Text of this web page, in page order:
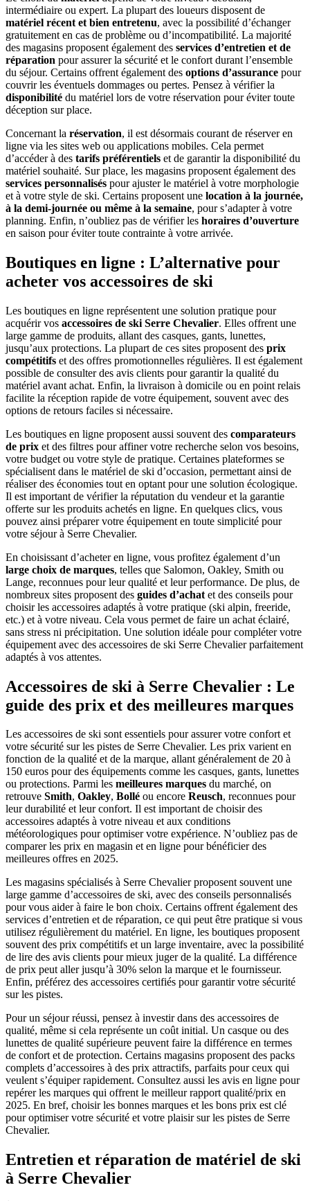
intermédiaire ou expert. La plupart des loueurs disposent de
matériel récent et bien entretenu, avec la possibilité d’échanger
gratuitement en cas de problème ou d’incompatibilité. La majorité
des magasins proposent également des services d’entretien et de
réparation pour assurer la sécurité et le confort durant l’ensemble
du séjour. Certains offrent également des options d’assurance pour
couvrir les éventuels dommages ou pertes. Pensez à vérifier la
disponibilité du matériel lors de votre réservation pour éviter toute
déception sur place.
Concernant la réservation, il est désormais courant de réserver en
ligne via les sites web ou applications mobiles. Cela permet
d’accéder à des tarifs préférentiels et de garantir la disponibilité du
matériel souhaité. Sur place, les magasins proposent également des
services personnalisés pour ajuster le matériel à votre morphologie
et à votre style de ski. Certains proposent une location à la journée,
à la demi-journée ou même à la semaine, pour s’adapter à votre
planning. Enfin, n’oubliez pas de vérifier les horaires d’ouverture
en saison pour éviter toute contrainte à votre arrivée.
Boutiques en ligne : L’alternative pour
acheter vos accessoires de ski
Les boutiques en ligne représentent une solution pratique pour
acquérir vos accessoires de ski Serre Chevalier. Elles offrent une
large gamme de produits, allant des casques, gants, lunettes,
jusqu’aux protections. La plupart de ces sites proposent des prix
compétitifs et des offres promotionnelles régulières. Il est également
possible de consulter des avis clients pour garantir la qualité du
matériel avant achat. Enfin, la livraison à domicile ou en point relais
facilite la réception rapide de votre équipement, souvent avec des
options de retours faciles si nécessaire.
Les boutiques en ligne proposent aussi souvent des comparateurs
de prix et des filtres pour affiner votre recherche selon vos besoins,
votre budget ou votre style de pratique. Certaines plateformes se
spécialisent dans le matériel de ski d’occasion, permettant ainsi de
réaliser des économies tout en optant pour une solution écologique.
Il est important de vérifier la réputation du vendeur et la garantie
offerte sur les produits achetés en ligne. En quelques clics, vous
pouvez ainsi préparer votre équipement en toute simplicité pour
votre séjour à Serre Chevalier.
En choisissant d’acheter en ligne, vous profitez également d’un
large choix de marques, telles que Salomon, Oakley, Smith ou
Lange, reconnues pour leur qualité et leur performance. De plus, de
nombreux sites proposent des guides d’achat et des conseils pour
choisir les accessoires adaptés à votre pratique (ski alpin, freeride,
etc.) et à votre niveau. Cela vous permet de faire un achat éclairé,
sans stress ni précipitation. Une solution idéale pour compléter votre
équipement avec des accessoires de ski Serre Chevalier parfaitement
adaptés à vos attentes.
Accessoires de ski à Serre Chevalier : Le
guide des prix et des meilleures marques
Les accessoires de ski sont essentiels pour assurer votre confort et
votre sécurité sur les pistes de Serre Chevalier. Les prix varient en
fonction de la qualité et de la marque, allant généralement de 20 à
150 euros pour des équipements comme les casques, gants, lunettes
ou protections. Parmi les meilleures marques du marché, on
retrouve Smith, Oakley, Bollé ou encore Reusch, reconnues pour
leur durabilité et leur confort. Il est important de choisir des
accessoires adaptés à votre niveau et aux conditions
météorologiques pour optimiser votre expérience. N’oubliez pas de
comparer les prix en magasin et en ligne pour bénéficier des
meilleures offres en 2025.
Les magasins spécialisés à Serre Chevalier proposent souvent une
large gamme d’accessoires de ski, avec des conseils personnalisés
pour vous aider à faire le bon choix. Certains offrent également des
services d’entretien et de réparation, ce qui peut être pratique si vous
utilisez régulièrement du matériel. En ligne, les boutiques proposent
souvent des prix compétitifs et un large inventaire, avec la possibilité
de lire des avis clients pour mieux juger de la qualité. La différence
de prix peut aller jusqu’à 30% selon la marque et le fournisseur.
Enfin, préférez des accessoires certifiés pour garantir votre sécurité
sur les pistes.
Pour un séjour réussi, pensez à investir dans des accessoires de
qualité, même si cela représente un coût initial. Un casque ou des
lunettes de qualité supérieure peuvent faire la différence en termes
de confort et de protection. Certains magasins proposent des packs
complets d’accessoires à des prix attractifs, parfaits pour ceux qui
veulent s’équiper rapidement. Consultez aussi les avis en ligne pour
repérer les marques qui offrent le meilleur rapport qualité/prix en
2025. En bref, choisir les bonnes marques et les bons prix est clé
pour optimiser votre sécurité et votre plaisir sur les pistes de Serre
Chevalier.
Entretien et réparation de matériel de ski
à Serre Chevalier